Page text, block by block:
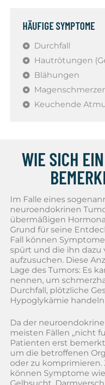
HÄUFIGE SYMPTOME
Durchfall
Hautrötungen
Blähungen
Keuchende
WIE SICH
Im Falle eines
neuroendokrinen
übermäßigen
Grund für seine
Fall können
spürt und die ihn dazu
aufzusuchen. Diese
Lage des Tumors: Es
nennen, um
Durchfall, plötzliche
Hypoglykämie
Da der
meisten Fällen „nicht
Patienten erst
um die betroffenen
oder zu
können Symptome